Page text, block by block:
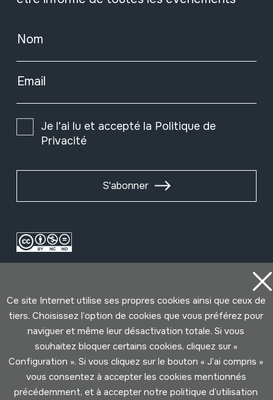
Nom
Email
Je l'ai lu et accepté la Politique de
Privacité
S'abonner
Conditions d'Utilisation
Politique de Privacité
Cookies politique
Développé par Lotura
Ce site Internet utilise ses propres cookies ainsi que ceux de
tiers. Choisissez l’option de cookies que vous préférez pour
naviguer et même leur désactivation totale. Si vous
souhaitez bloquer certains cookies, cliquez sur «
Configuration ». Si vous cliquez sur le bouton « J’ai compris »
vous consentez à accepter les cookies mentionnés
précédemment, et à accepter notre politique d’utilisation